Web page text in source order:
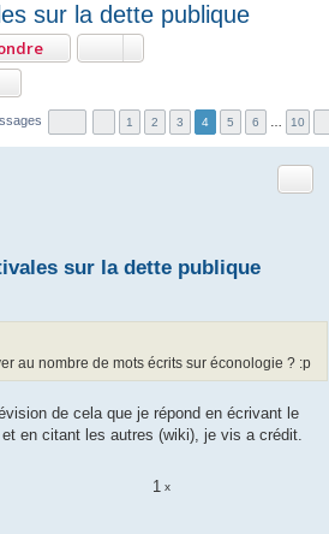
sur la dette publique
1 2 3 4 5 6 10
sur la dette publique
au nombre de mots écrits sur éconologie ? :p
de cela que je répond en écrivant le
en citant les autres (wiki), je vis a crédit.
1 x